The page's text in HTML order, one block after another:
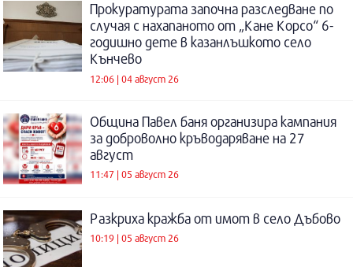
Прокуратурата започна разследване по
случая с нахапаното от „Кане Корсо“ 6-
годишно дете в казанлъшкото село
Кънчево
12:06 | 04 август 26
Община Павел баня организира кампания
за доброволно кръводаряване на 27
август
11:47 | 05 август 26
Разкриха кражба от имот в село Дъбово
10:19 | 05 август 26